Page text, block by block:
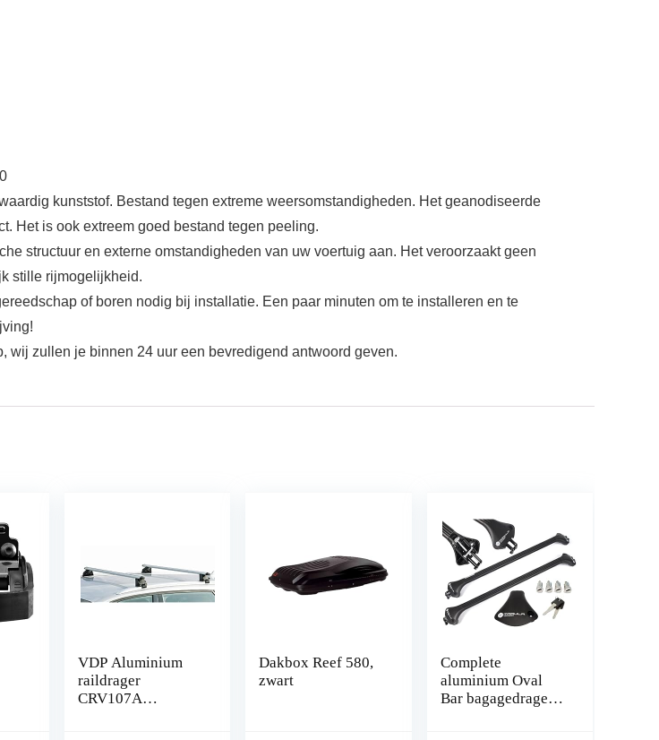
kunststof. Bestand tegen extreme weersomstandigheden. Het geanodiseerde
Het is ook extreem goed bestand tegen peeling.
structuur en externe omstandigheden van uw voertuig aan. Het veroorzaakt geen
stille rijmogelijkheid.
of boren nodig bij installatie. Een paar minuten om te installeren en te
wij zullen je binnen 24 uur een bevredigend antwoord geven.
VDP Aluminium
raildrager
CRV107A
Dakbox Reef 580,
zwart
Complete
aluminium Oval
Bar bagagedrager